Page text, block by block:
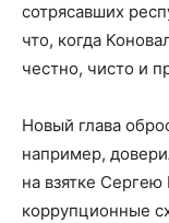
сотрясавших
что, когда
честно, чисто и
Новый глава
например,
на взятке
коррупционные